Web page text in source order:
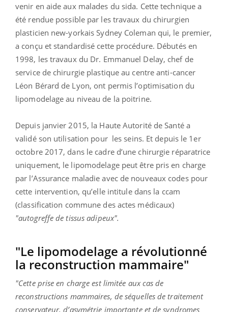
venir en aide aux malades du sida. Cette technique a
été rendue possible par les travaux du chirurgien
plasticien new-yorkais Sydney Coleman qui, le premier,
a conçu et standardisé cette procédure. Débutés en
1998, les travaux du Dr. Emmanuel Delay, chef de
service de chirurgie plastique au centre anti-cancer
Léon Bérard de Lyon, ont permis l’optimisation du
lipomodelage au niveau de la poitrine.
Depuis janvier 2015, la Haute Autorité de Santé a
validé son utilisation pour les seins. Et depuis le 1er
octobre 2017, dans le cadre d’une chirurgie réparatrice
uniquement, le lipomodelage peut être pris en charge
par l’Assurance maladie avec de nouveaux codes pour
cette intervention, qu’elle intitule dans la ccam
(classification commune des actes médicaux)
"autogreffe de tissus adipeux".
"Le lipomodelage a révolutionné
la reconstruction mammaire"
"Cette prise en charge est limitée aux cas de
reconstructions mammaires, de séquelles de traitement
conservateur, d’asymétrie importante et de syndromes